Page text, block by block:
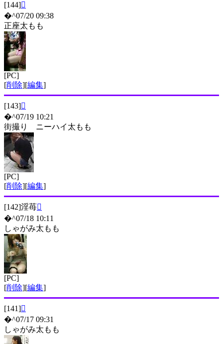
[144]
�^07/20 09:38
正座太もも
[PC]
[削除][編集]
[143]
�^07/19 10:21
街撮り ニーハイ太もも
[PC]
[削除][編集]
[142]淫苺
�^07/18 10:11
しゃがみ太もも
[PC]
[削除][編集]
[141]
�^07/17 09:31
しゃがみ太もも